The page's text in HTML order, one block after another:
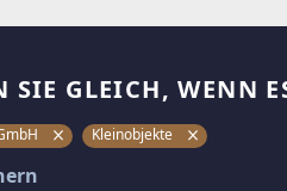
SIE GLEICH, WENN
Kleinobjekte